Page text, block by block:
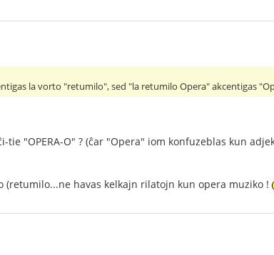
la vorto "retumilo", sed "la retumilo Opera" akcentigas
"OPERA-O" ? (ĉar "Opera" iom konfuzeblas kun
(retumilo...ne havas kelkajn rilatojn kun opera muziko !